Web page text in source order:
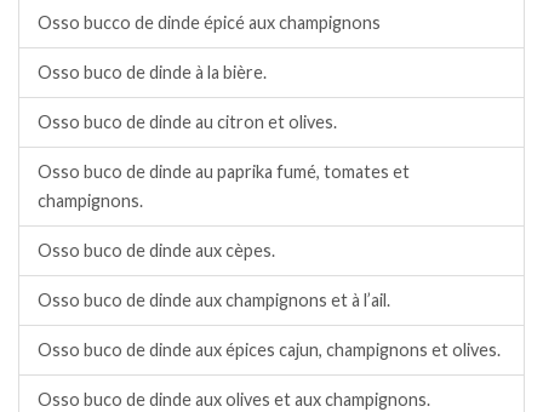
Osso bucco de dinde épicé aux champignons
Osso buco de dinde à la bière.
Osso buco de dinde au citron et olives.
Osso buco de dinde au paprika fumé, tomates et
champignons.
Osso buco de dinde aux cèpes.
Osso buco de dinde aux champignons et à l’ail.
Osso buco de dinde aux épices cajun, champignons et olives.
Osso buco de dinde aux olives et aux champignons.